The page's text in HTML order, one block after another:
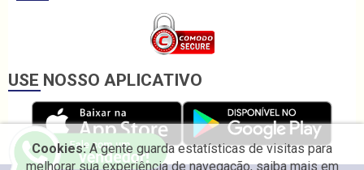
USE NOSSO APLICATIVO
Cookies:A gente guarda estatísticas de visitas para
melhorar sua experiência de navegação, saiba mais em